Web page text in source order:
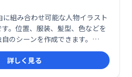
組み合わせ可能な人物イラスト
。位置、服装、髪型、色などを
のシーンを作成できます。
に対応しており、Webサイ
などに手軽に活用できます。多
め、個性的で魅力的なビジュアル
詳しく見る